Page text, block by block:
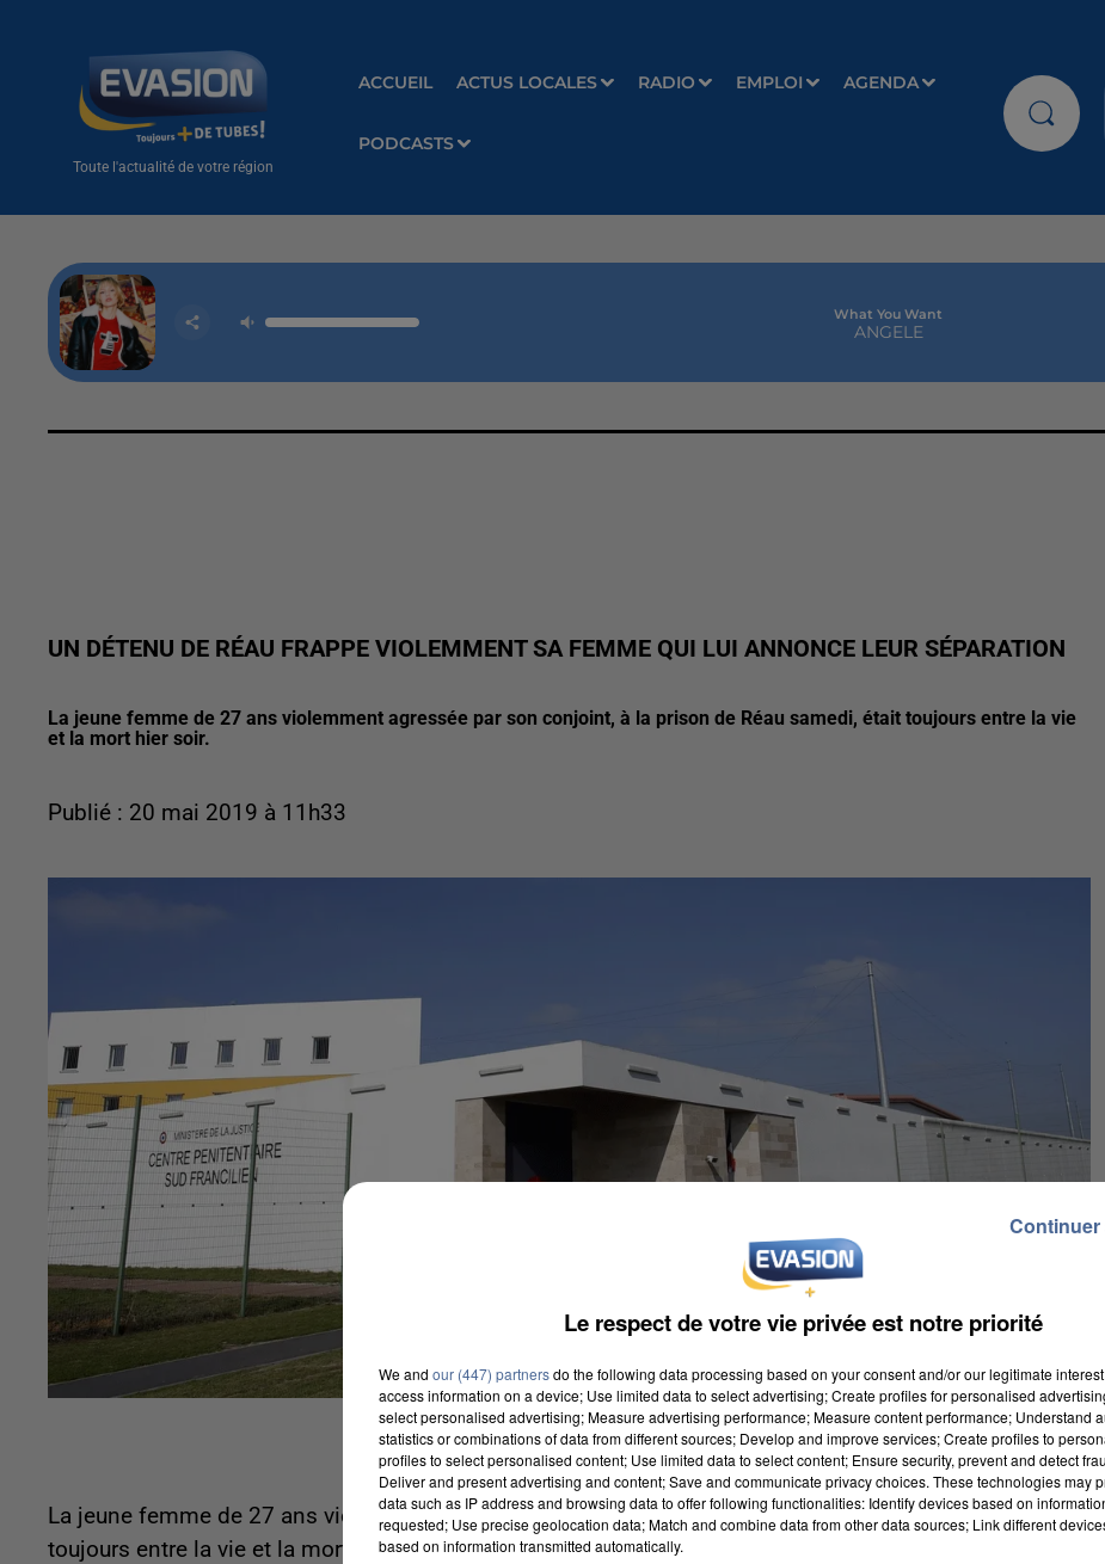
Toute l'actualité de votre région
ACCUEIL ACTUS LOCALES RADIO EMPLOI AGENDA
PODCASTS
What You Want
ANGELE
UN DÉTENU DE RÉAU FRAPPE VIOLEMMENT SA FEMME QUI LUI ANNONCE LEUR SÉPARATION
La jeune femme de 27 ans violemment agressée par son conjoint, à la prison de Réau samedi, était toujours entre la vie
et la mort hier soir.
Publié : 20 mai 2019 à 11h33
La jeune femme de 27 ans violemment agressée par son conjoint, à la prison de Réau samedi, était
toujours entre la vie et la mort hier soir. Le détenu n'avait pas accepté qu'elle lui annonce leur
Le respect de votre vie privée est notre priorité
We and our (447) partnersdo the following data processing based on your consent and/or our legitimate
access information on a device; Use limited data to select advertising; Create profiles for personalised
select personalised advertising; Measure advertising performance; Measure content performance; Understand
statistics or combinations of data from different sources; Develop and improve services; Create profiles to
profiles to select personalised content; Use limited data to select content; Ensure security, prevent and detect
Deliver and present advertising and content; Save and communicate privacy choices. These technologies may
data such as IP address and browsing data to offer following functionalities: Identify devices based on
requested; Use precise geolocation data; Match and combine data from other data sources; Link different
based on information transmitted automatically.